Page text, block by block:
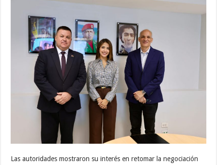
Las autoridades mostraron su interés en retomar la negociación